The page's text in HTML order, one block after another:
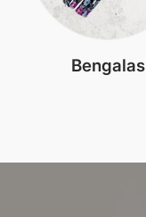
Bengalas